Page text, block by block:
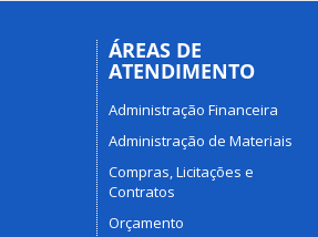
ÁREAS DE
ATENDIMENTO
Administração Financeira
Administração de Materiais
Compras, Licitações e
Contratos
Orçamento